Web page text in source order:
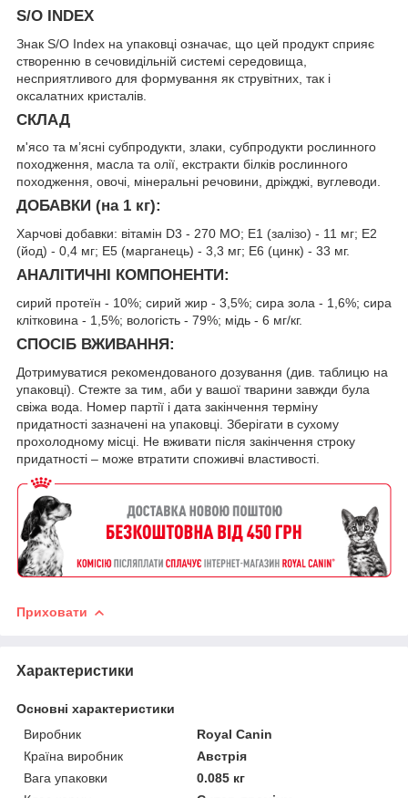
S/O INDEX
Знак S/O Index на упаковці означає, що цей продукт сприяє
створенню в сечовидільній системі середовища,
несприятливого для формування як струвітних, так і
оксалатних кристалів.
СКЛАД
м'ясо та м’ясні субпродукти, злаки, субпродукти рослинного
походження, масла та олії, екстракти білків рослинного
походження, овочі, мінеральні речовини, дріжджі, вуглеводи.
ДОБАВКИ (на 1 кг):
Харчові добавки: вітамін D3 - 270 MO; E1 (залiзо) - 11 мг; E2
(йод) - 0,4 мг; E5 (марганець) - 3,3 мг; E6 (цинк) - 33 мг.
АНАЛІТИЧНІ КОМПОНЕНТИ:
сирий протеїн - 10%; сирий жир - 3,5%; сира зола - 1,6%; сира
клітковина - 1,5%; вологість - 79%; мідь - 6 мг/кг.
СПОСІБ ВЖИВАННЯ:
Дотримуватися рекомендованого дозування (див. таблицю на
упаковці). Стежте за тим, аби у вашої тварини завжди була
свіжа вода. Номер партії і дата закінчення терміну
придатності зазначені на упаковці. Зберігати в сухому
прохолодному мiсці. Не вживати після закінчення строку
придатності – може втратити споживчі властивості.
Приховати
Характеристики
Основні характеристики
Виробник
Royal Canin
Країна виробник
Австрія
Вага упаковки
0.085 кг